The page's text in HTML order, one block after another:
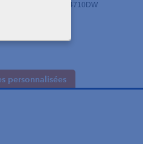
J4610DW / MFC-J4710DW
personnalisées